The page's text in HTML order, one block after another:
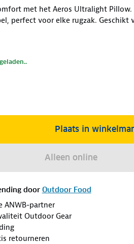
met het Aeros Ultralight Pillow.
perfect voor elke rugzak. Geschikt
Plaats in
Alleen online
door Outdoor Food
ANWB-partner
Outdoor Gear
retourneren